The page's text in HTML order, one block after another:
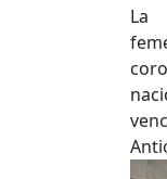
La